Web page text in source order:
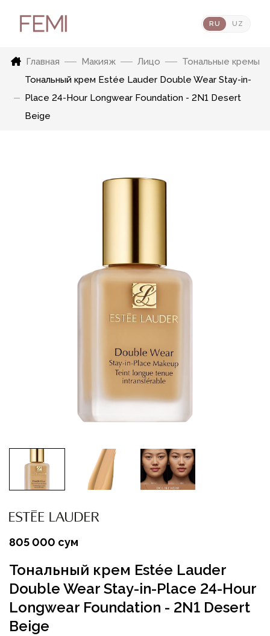
RU UZ
Главная Макияж Лицо
Тональные кремы
Тональный крем Estée Lauder Double Wear Stay-in-
Place 24-Hour Longwear Foundation - 2N1 Desert
Beige
805 000 сум
Тональный крем Estée Lauder
Double Wear Stay-in-Place 24-Hour
Longwear Foundation - 2N1 Desert
Beige